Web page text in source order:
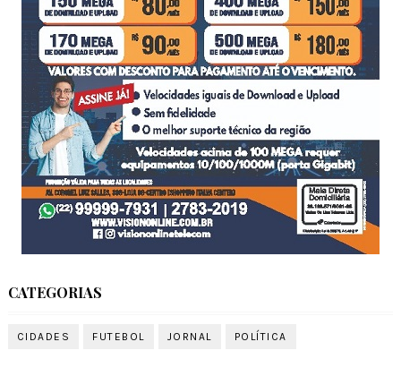
CATEGORIAS
CIDADES FUTEBOL JORNAL POLÍTICA